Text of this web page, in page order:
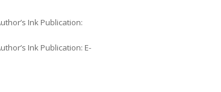
Ink Publication:
Ink Publication: E-